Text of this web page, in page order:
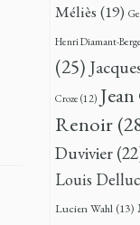
Méliès (19)
Henri Diamant-
(25)
Croze (12)
Renoir
Duvivier
Louis Delluc
Lucien Wahl (13)